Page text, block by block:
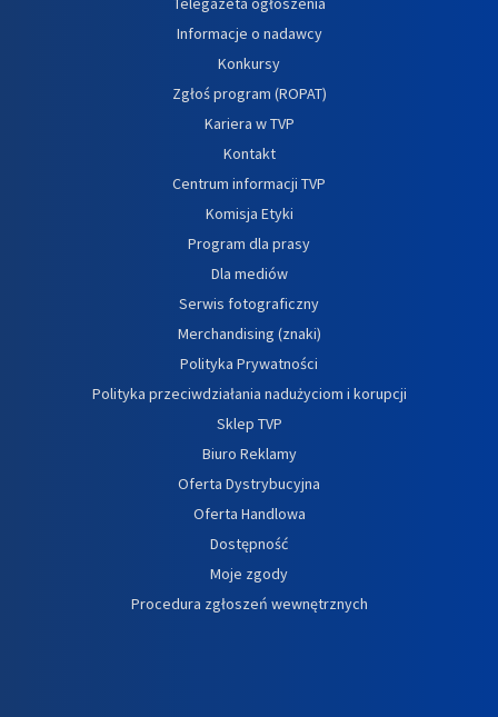
Informacje o nadawcy
Konkursy
Zgłoś program (ROPAT)
Kariera w TVP
Kontakt
Centrum informacji TVP
Komisja Etyki
Program dla prasy
Dla mediów
Serwis fotograficzny
Merchandising (znaki)
Polityka Prywatności
Polityka przeciwdziałania nadużyciom i korupcji
Sklep TVP
Biuro Reklamy
Oferta Dystrybucyjna
Oferta Handlowa
Dostępność
Moje zgody
Procedura zgłoszeń wewnętrznych